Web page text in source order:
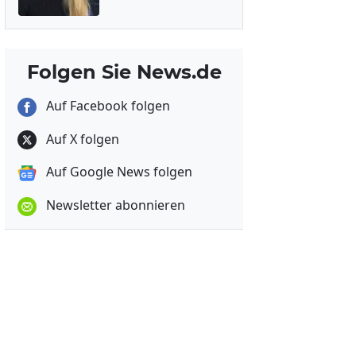
Folgen Sie News.de
Auf Facebook folgen
Auf X folgen
Auf Google News folgen
Newsletter abonnieren